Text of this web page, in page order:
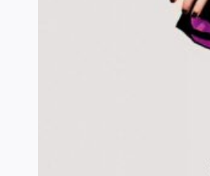
éclairante,
mais glaçante